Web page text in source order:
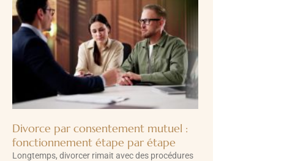
Divorce par consentement mutuel :
fonctionnement étape par étape
Longtemps, divorcer rimait avec des procédures